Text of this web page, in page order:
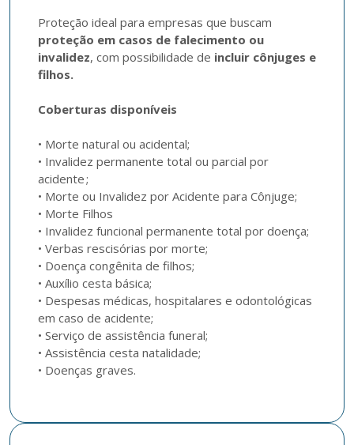
proteção em casos de falecimento ou
invalidez, com possibilidade de incluir cônjuges e
filhos.
Coberturas disponíveis
• Morte natural ou acidental;
• Invalidez permanente total ou parcial por
acidente ;
• Morte ou Invalidez por Acidente para Cônjuge;
• Morte Filhos
• Invalidez funcional permanente total por doença;
• Verbas rescisórias por morte;
• Doença congênita de filhos;
• Auxílio cesta básica;
• Despesas médicas, hospitalares e odontológicas
em caso de acidente;
• Serviço de assistência funeral;
• Assistência cesta natalidade;
• Doenças graves.